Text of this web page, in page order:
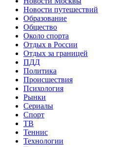
Новости путешествий
Образование
Общество
Около спорта
Отдых в России
Отдых за границей
ПДД
Политика
Происшествия
Психология
Рынки
Сериалы
Спорт
ТВ
Теннис
Технологии